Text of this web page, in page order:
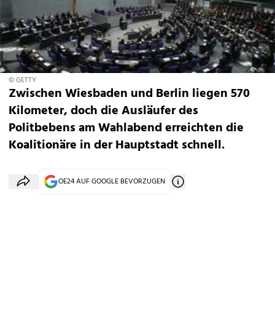
© GETTY
Zwischen Wiesbaden und Berlin liegen 570
Kilometer, doch die Ausläufer des
Politbebens am Wahlabend erreichten die
Koalitionäre in der Hauptstadt schnell.
OE24 AUF GOOGLE BEVORZUGEN